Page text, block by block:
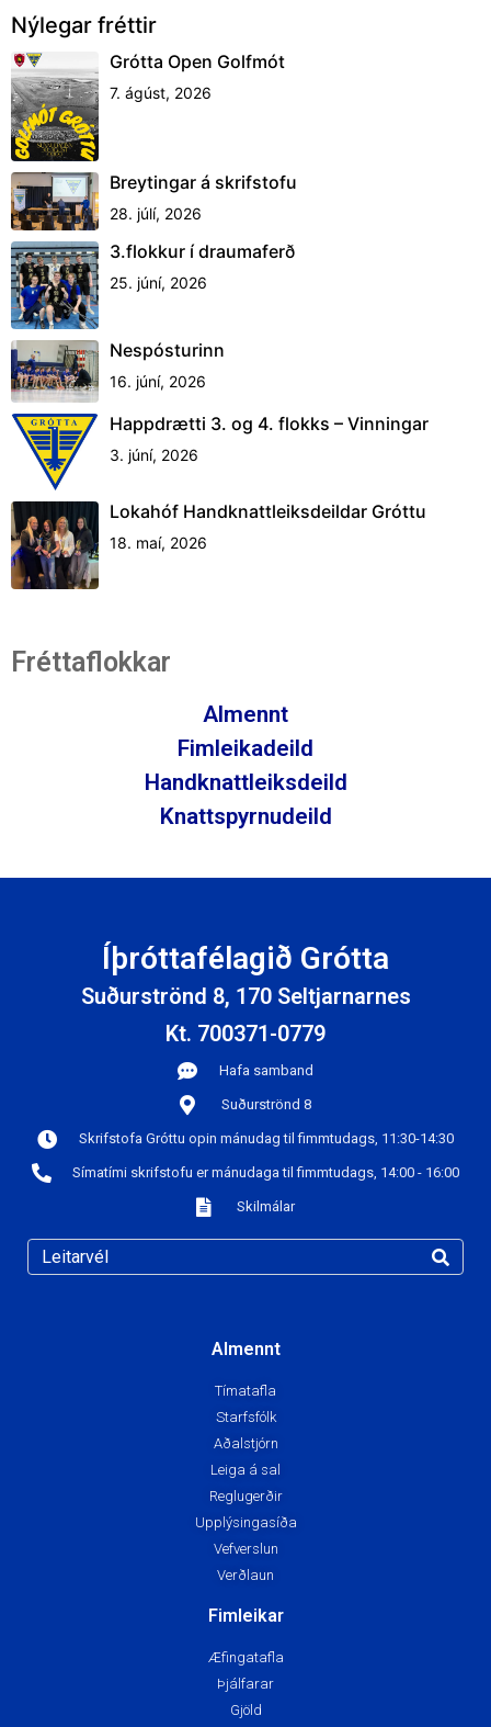
Nýlegar fréttir
Grótta Open Golfmót
7. ágúst, 2026
Breytingar á skrifstofu
28. júlí, 2026
3.flokkur í draumaferð
25. júní, 2026
Nespósturinn
16. júní, 2026
Happdrætti 3. og 4. flokks – Vinningar
3. júní, 2026
Lokahóf Handknattleiksdeildar Gróttu
18. maí, 2026
Fréttaflokkar
Almennt
Fimleikadeild
Handknattleiksdeild
Knattspyrnudeild
Íþróttafélagið Grótta
Suðurströnd 8, 170 Seltjarnarnes
Kt. 700371-0779
Hafa samband
Suðurströnd 8
Skrifstofa Gróttu opin mánudag til fimmtudags, 11:30-14:30
Símatími skrifstofu er mánudaga til fimmtudags, 14:00 - 16:00
Skilmálar
Almennt
Tímatafla
Starfsfólk
Aðalstjórn
Leiga á sal
Reglugerðir
Upplýsingasíða
Vefverslun
Verðlaun
Fimleikar
Æfingatafla
Þjálfarar
Gjöld